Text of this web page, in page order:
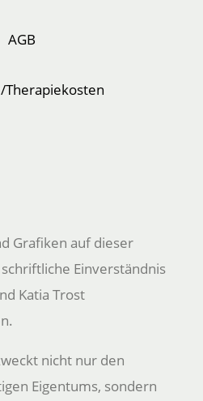
AGB
Grafiken auf dieser
Einverständnis
Katia Trost
nicht nur den
Eigentums, sondern